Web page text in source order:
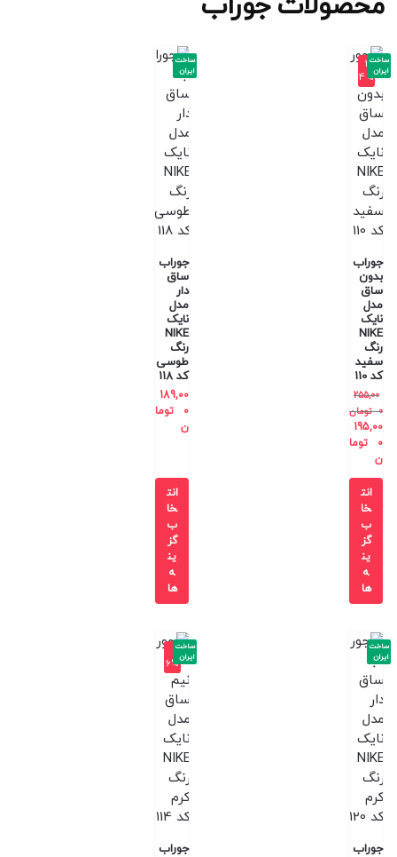
-2
4%
جوراب
بدون
ساق
مدل
نایک
NIKE
رنگ
سفید
کد 110
255,00
0 تومان
195,00
0
توما
ن
ساخت
ایران
انت
خا
ب
گز
ین
ه
ها
جوراب
ساق
دار
مدل
نایک
NIKE
رنگ
طوسی
کد 118
189,00
0
توما
ن
ساخت
ایران
انت
خا
ب
گز
ین
ه
ها
جوراب
ساخت
ایران
-1
6%
جوراب
ساخت
ایران